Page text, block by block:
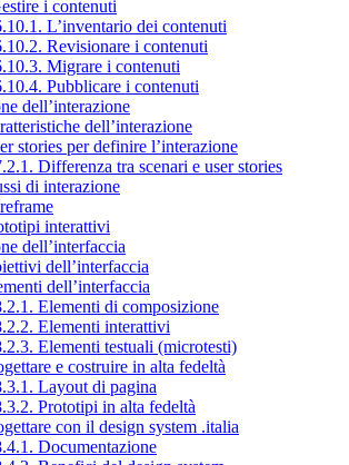
i contenuti
L’inventario dei contenuti
Revisionare i contenuti
Migrare i contenuti
Pubblicare i contenuti
dell’interazione
dell’interazione
stories per definire l’interazione
Differenza tra scenari e user stories
di interazione
interattivi
dell’interfaccia
dell’interfaccia
dell’interfaccia
Elementi di composizione
Elementi interattivi
Elementi testuali (microtesti)
e costruire in alta fedeltà
Layout di pagina
Prototipi in alta fedeltà
con il design system .italia
Documentazione